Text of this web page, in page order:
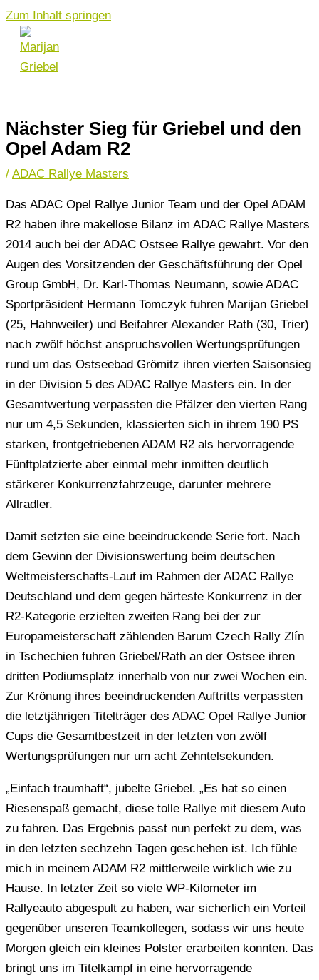
Zum Inhalt springen
Nächster Sieg für Griebel und den
Opel Adam R2
/ ADAC Rallye Masters
Das ADAC Opel Rallye Junior Team und der Opel ADAM
R2 haben ihre makellose Bilanz im ADAC Rallye Masters
2014 auch bei der ADAC Ostsee Rallye gewahrt. Vor den
Augen des Vorsitzenden der Geschäftsführung der Opel
Group GmbH, Dr. Karl-Thomas Neumann, sowie ADAC
Sportpräsident Hermann Tomczyk fuhren Marijan Griebel
(25, Hahnweiler) und Beifahrer Alexander Rath (30, Trier)
nach zwölf höchst anspruchsvollen Wertungsprüfungen
rund um das Ostseebad Grömitz ihren vierten Saisonsieg
in der Division 5 des ADAC Rallye Masters ein. In der
Gesamtwertung verpassten die Pfälzer den vierten Rang
nur um 4,5 Sekunden, klassierten sich in ihrem 190 PS
starken, frontgetriebenen ADAM R2 als hervorragende
Fünftplatzierte aber einmal mehr inmitten deutlich
stärkerer Konkurrenzfahrzeuge, darunter mehrere
Allradler.
Damit setzten sie eine beeindruckende Serie fort. Nach
dem Gewinn der Divisionswertung beim deutschen
Weltmeisterschafts-Lauf im Rahmen der ADAC Rallye
Deutschland und dem gegen härteste Konkurrenz in der
R2-Kategorie erzielten zweiten Rang bei der zur
Europameisterschaft zählenden Barum Czech Rally Zlín
in Tschechien fuhren Griebel/Rath an der Ostsee ihren
dritten Podiumsplatz innerhalb von nur zwei Wochen ein.
Zur Krönung ihres beeindruckenden Auftritts verpassten
die letztjährigen Titelträger des ADAC Opel Rallye Junior
Cups die Gesamtbestzeit in der letzten von zwölf
Wertungsprüfungen nur um acht Zehntelsekunden.
„Einfach traumhaft“, jubelte Griebel. „Es hat so einen
Riesenspaß gemacht, diese tolle Rallye mit diesem Auto
zu fahren. Das Ergebnis passt nun perfekt zu dem, was
in den letzten sechzehn Tagen geschehen ist. Ich fühle
mich in meinem ADAM R2 mittlerweile wirklich wie zu
Hause. In letzter Zeit so viele WP-Kilometer im
Rallyeauto abgespult zu haben, war sicherlich ein Vorteil
gegenüber unseren Teamkollegen, sodass wir uns heute
Morgen gleich ein kleines Polster erarbeiten konnten. Das
bringt uns im Titelkampf in eine hervorragende